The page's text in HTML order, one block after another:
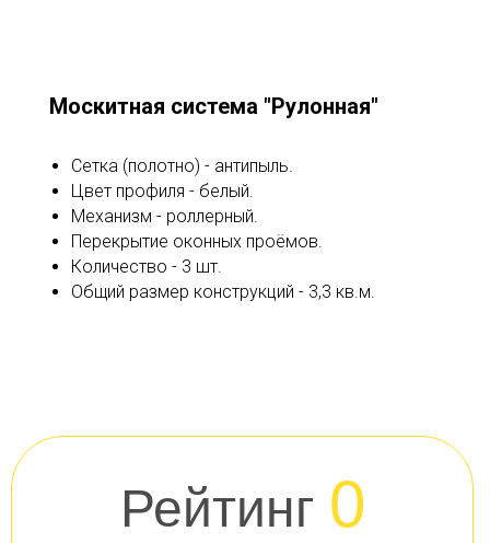
Москитная система "Рулонная"
Сетка (полотно) - антипыль.
Цвет профиля - белый.
Механизм - роллерный.
Перекрытие оконных проёмов.
Количество - 3 шт.
Общий размер конструкций - 3,3 кв.м.
Рейтинг 0